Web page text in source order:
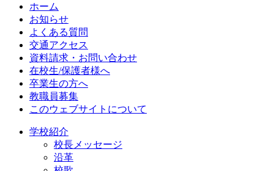
ホーム
お知らせ
よくある質問
交通アクセス
資料請求・お問い合わせ
在校生/保護者様へ
卒業生の方へ
教職員募集
このウェブサイトについて
学校紹介
校長メッセージ
沿革